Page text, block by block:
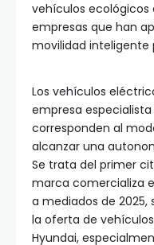
vehículos
empresas que han
movilidad inteligente
Los vehículos
empresa
corresponden al
alcanzar una
Se trata del primer
marca comercializa
a mediados de
la oferta de
Hyundai,